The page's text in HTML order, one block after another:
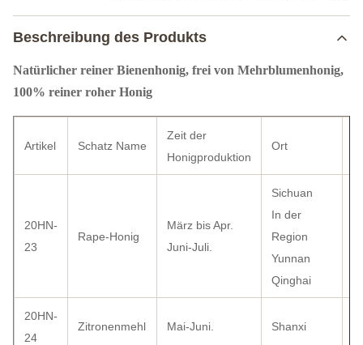
Beschreibung des Produkts
Natürlicher reiner Bienenhonig, frei von Mehrblumenhonig,
100% reiner roher Honig
Artikel Schatz Name
Zeit der
Honigproduktion
Ort
20HN-
23
Rape-Honig
März bis Apr.
Juni-Juli.
Sichuan
In der
Region
Yunnan
Qinghai
20HN-
24
Zitronenmehl Mai-Juni. Shanxi